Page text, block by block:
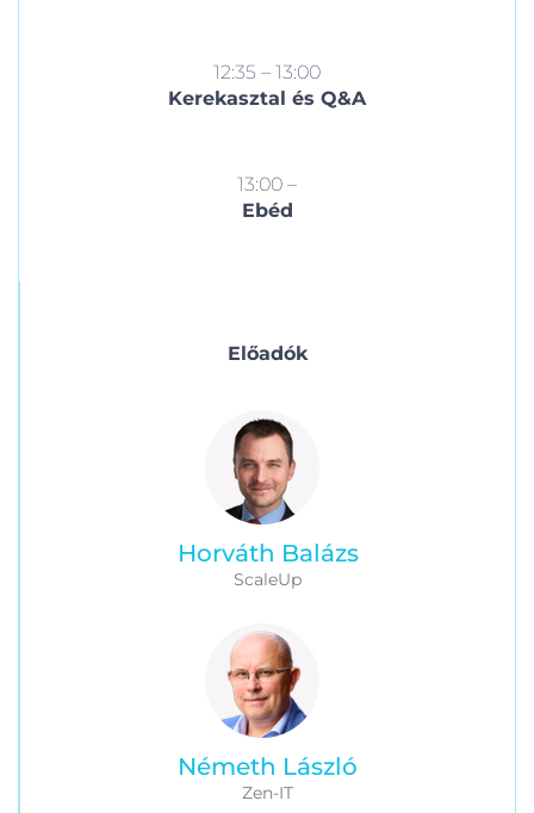
12:35 – 13:00
Kerekasztal és Q&A
13:00 –
Ebéd
Előadók
Horváth Balázs
ScaleUp
Németh László
Zen-IT